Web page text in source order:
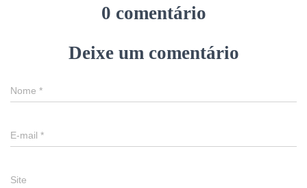
0 comentário
Deixe um comentário
Nome *
E-mail *
Site